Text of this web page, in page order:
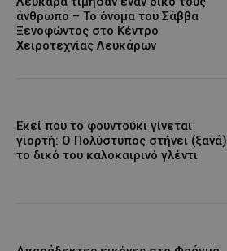
άνθρωπο – Το όνομα του Σάββα
Ξενοφώντος στο Κέντρο
Χειροτεχνίας Λευκάρων
Εκεί που το φουντούκι γίνεται
γιορτή: Ο Πολύστυπος στήνει (ξανά)
το δικό του καλοκαιρινό γλέντι